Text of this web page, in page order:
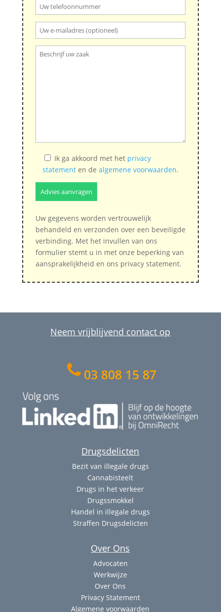
Ik ga akkoord met het privacy
statementen de algemene voorwaarden.
Uw gegevens worden vertrouwelijk
behandeld en verzonden over een beveiligde
verbinding. Met het invullen van ons
formulier stemt u in met onze beperking van
aansprakelijkheid en ons privacy statement.
Neem vrijblijvend contact op
03 808 15 87
Drugsdelicten
Bezit van illegale drugs
Cannabisteelt
Drugs in het verkeer
Drugssmokkel
Handel in illegale drugs
Straffen Drugsdelicten
Over Ons
Advocaten
Werkwijze
Over Ons
Privacy Statement
Algemene voorwaarden